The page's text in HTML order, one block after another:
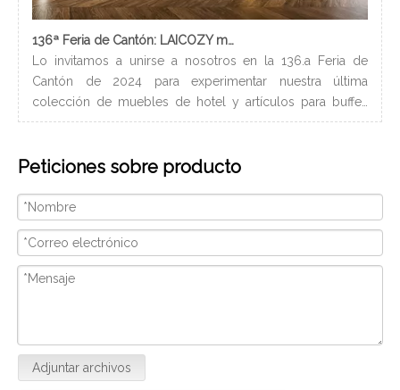
136ª Feria de Cantón: LAICOZY muestra el futuro de los muebles de hotel y los artículos de buffet
Lo invitamos a unirse a nosotros en la 136.a Feria de
Cantón de 2024 para experimentar nuestra última
colección de muebles de hotel y artículos para buffet.
Esperamos conectarnos con profesionales de la industria,
por la artesanía de calidad y el diseño innovador.
Peticiones sobre producto
Adjuntar archivos